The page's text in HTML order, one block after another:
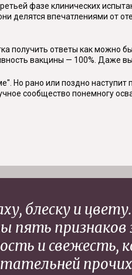
фазе клинических
делятся впечатлениями от
получить ответы как можно
вакцины — 100%. Даже
Но рано или поздно
сообщество понемногу
блеску и цвету.
пять признаков
и свежесть,